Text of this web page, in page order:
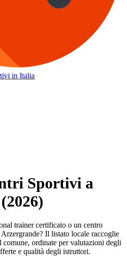
in Italia
Sportivi a
trainer certificato o un centro
Il listato locale raccoglie
comune, ordinate per valutazioni degli
e qualità degli istruttori.